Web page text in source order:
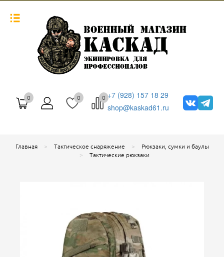
0 0 0 +7 (928) 157 18 29
shop@kaskad61.ru
Главная Тактическое снаряжение
Рюкзаки, сумки и баулы
Тактические рюкзаки